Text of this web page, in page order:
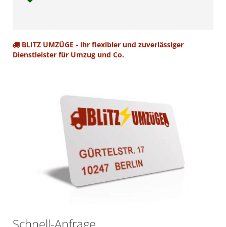
BLITZ UMZÜGE - ihr flexibler und zuverlässiger
Dienstleister für Umzug und Co.